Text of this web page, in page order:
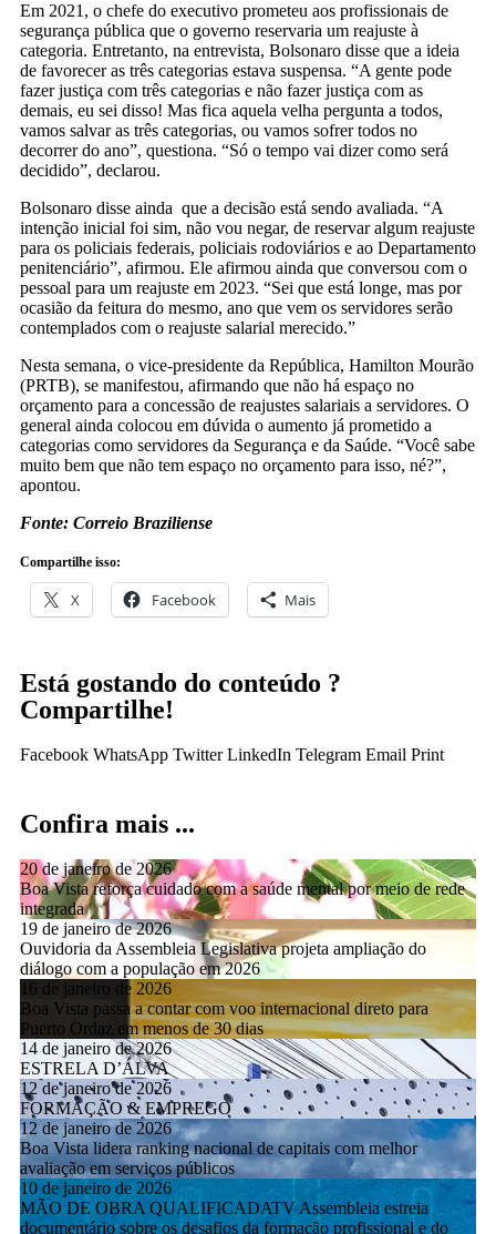
Em 2021, o chefe do executivo prometeu aos profissionais de
segurança pública que o governo reservaria um reajuste à
categoria. Entretanto, na entrevista, Bolsonaro disse que a ideia
de favorecer as três categorias estava suspensa. “A gente pode
fazer justiça com três categorias e não fazer justiça com as
demais, eu sei disso! Mas fica aquela velha pergunta a todos,
vamos salvar as três categorias, ou vamos sofrer todos no
decorrer do ano”, questiona. “Só o tempo vai dizer como será
decidido”, declarou.
Bolsonaro disse ainda que a decisão está sendo avaliada. “A
intenção inicial foi sim, não vou negar, de reservar algum reajuste
para os policiais federais, policiais rodoviários e ao Departamento
penitenciário”, afirmou. Ele afirmou ainda que conversou com o
pessoal para um reajuste em 2023. “Sei que está longe, mas por
ocasião da feitura do mesmo, ano que vem os servidores serão
contemplados com o reajuste salarial merecido.”
Nesta semana, o vice-presidente da República, Hamilton Mourão
(PRTB), se manifestou, afirmando que não há espaço no
orçamento para a concessão de reajustes salariais a servidores. O
general ainda colocou em dúvida o aumento já prometido a
categorias como servidores da Segurança e da Saúde. “Você sabe
muito bem que não tem espaço no orçamento para isso, né?”,
apontou.
Fonte: Correio Braziliense
Compartilhe isso:
X Facebook Mais
Está gostando do conteúdo ?
Compartilhe!
Facebook WhatsApp Twitter LinkedIn Telegram Email Print
Confira mais ...
20 de janeiro de 2026
Boa Vista reforça cuidado com a saúde mental por meio de rede
integrada
19 de janeiro de 2026
Ouvidoria da Assembleia Legislativa projeta ampliação do
diálogo com a população em 2026
16 de janeiro de 2026
Boa Vista passa a contar com voo internacional direto para
Puerto Ordaz em menos de 30 dias
14 de janeiro de 2026
ESTRELA D’ÁLVA
12 de janeiro de 2026
FORMAÇÃO & EMPREGO
12 de janeiro de 2026
Boa Vista lidera ranking nacional de capitais com melhor
avaliação em serviços públicos
10 de janeiro de 2026
MÃO DE OBRA QUALIFICADATV Assembleia estreia
documentário sobre os desafios da formação profissional e do